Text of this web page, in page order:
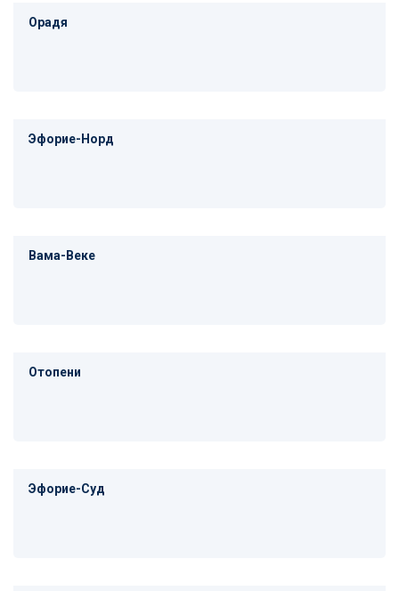
Орадя
Эфорие-Норд
Вама-Веке
Отопени
Эфорие-Суд